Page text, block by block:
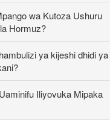
wa Kutoza Ushuru
Hormuz?
ya kijeshi dhidi ya
Iliyovuka Mipaka